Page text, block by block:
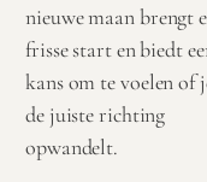
nieuwe maan brengt
frisse start en biedt
kans om te voelen of
de juiste richting
opwandelt.